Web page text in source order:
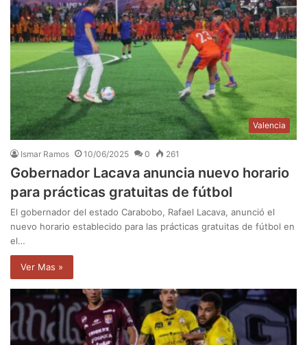
Valencia
Ismar Ramos 10/06/2025 0 261
Gobernador Lacava anuncia nuevo horario
para prácticas gratuitas de fútbol
El gobernador del estado Carabobo, Rafael Lacava, anunció el
nuevo horario establecido para las prácticas gratuitas de fútbol en
el…
Ver Mas »